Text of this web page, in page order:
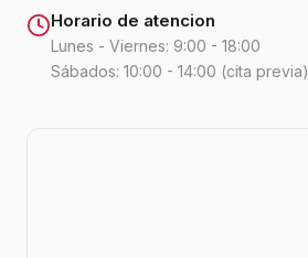
Horario de atencion
Lunes - Viernes: 9:00 - 18:00
Sábados: 10:00 - 14:00 (cita previa)